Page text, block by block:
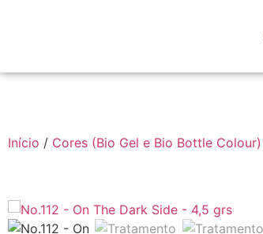
Início / Cores (Bio Gel e Bio Bottle Colour)